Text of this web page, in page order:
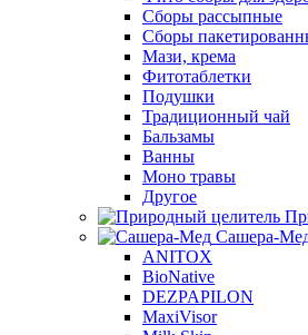
Сборы рассыпные
Сборы
Мази, крема
Фитотаблетки
Подушки
Традиционный чай
Бальзамы
Ванны
Моно травы
Другое
Сашера-
ANITOX
BioNative
DEZPAPILON
MaxiVisor